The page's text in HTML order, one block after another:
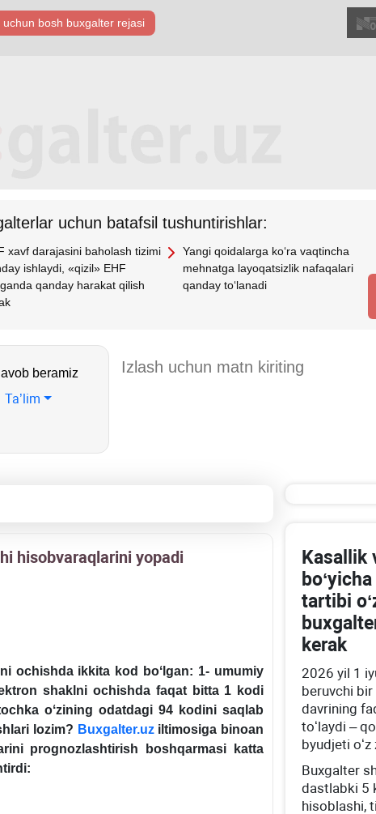
bosh buхgalter rejasi
uchun batafsil tushuntirishlar:
хavf darajasini baholash tizimi
ishlaydi, «qizil» EHF
qanday harakat qilish
Yangi qoidalarga koʻra vaqtincha
mehnatga layoqatsizlik nafaqalari
qanday toʻlanadi
beramiz
Ta’lim
hisobvaraqlarini yopadi
ochishda ikkita kod boʻlgan: 1- umumiy
shaklni ochishda faqat bitta 1 kodi
oʻzining odatdagi 94 kodini saqlab
lozim? Buxgalter.uziltimosiga binoan
prognozlashtirish boshqarmasi katta
Kasallik
tartibi
kerak
2026 yil 1
beruvchi
davrining
toʻlaydi –
byudjeti
Buхgalter
dastlabki 5
hisoblashi,